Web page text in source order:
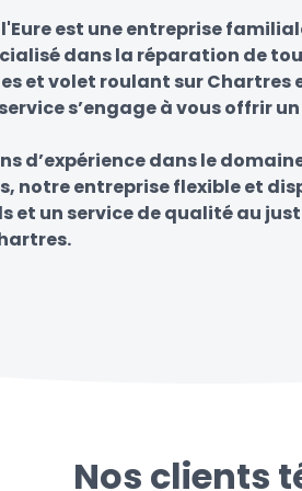
est une entreprise
dans la réparation de
et volet roulant sur Chartres
s’engage à vous offrir
d’expérience dans le
notre entreprise flexible et
et un service de qualité au
Nos clients